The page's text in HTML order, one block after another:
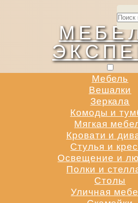
Мебель
Вешалки
Зеркала
Комоды и
Мягкая
Кровати и
Стулья и
Освещение и
Полки и
Столы
Уличная